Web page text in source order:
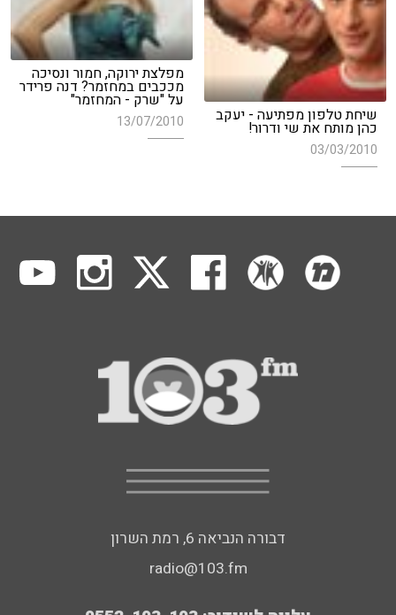
מפלצת ירוקה, חמור ונסיכה
מככבים במחזמר? דנה פרידר
על "שרק - המחזמר"
13/07/2010 שיחת טלפון מפתיעה - יעקב
כהן מותח את שי ודרור!
03/03/2010
דבורה הנביאה 6, רמת השרון
radio@103.fm